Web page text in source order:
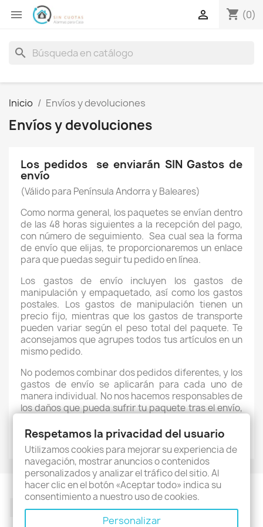
 shopping_cart (0)

search
Inicio Envíos y devoluciones
Envíos y devoluciones
Los pedidos se enviarán SIN Gastos de
envío
(Válido para Península Andorra y Baleares)
Como norma general, los paquetes se envían dentro
de las 48 horas siguientes a la recepción del pago,
con número de seguimiento. Sea cual sea la forma
de envío que elijas, te proporcionaremos un enlace
para que puedas seguir tu pedido en línea.
Los gastos de envío incluyen los gastos de
manipulación y empaquetado, así como los gastos
postales. Los gastos de manipulación tienen un
precio fijo, mientras que los gastos de transporte
pueden variar según el peso total del paquete. Te
aconsejamos que agrupes todos tus artículos en un
mismo pedido.
No podemos combinar dos pedidos diferentes, y los
gastos de envío se aplicarán para cada uno de
manera individual. No nos hacemos responsables de
los daños que pueda sufrir tu paquete tras el envío,
los artículos frágiles.
FacebookTwitter Rss YouTubePinterestInstagram
Respetamos la privacidad del usuario
Utilizamos cookies para mejorar su experiencia de
navegación, mostrar anuncios o contenidos
personalizados y analizar el tráfico del sitio. Al
hacer clic en el botón «Aceptar todo» indica su
consentimiento a nuestro uso de cookies.
Personalizar